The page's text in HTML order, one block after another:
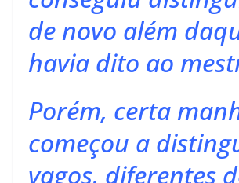
de novo além
havia dito ao
Porém, certa
começou a
vagos, diferentes